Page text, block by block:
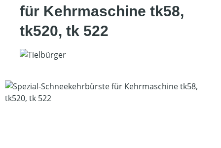
für Kehrmaschine tk58,
tk520, tk 522
Bildergalerie überspringen